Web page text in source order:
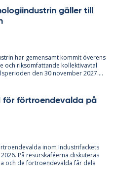
gäl­ler till
har ge­men­samt kom­mit över­ens
och riksom­fat­tan­de kol­lek­tivav­tal
den 30 no­vem­ber 2027....
för för­tro­en­de­val­da på
inom In­du­stri­fac­kets
På re­surskafé­er­na dis­ku­te­ras
och de för­tro­en­de­val­da får dela